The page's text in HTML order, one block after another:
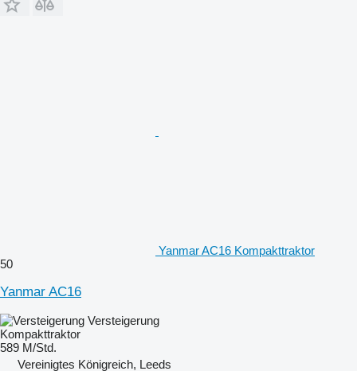
Yanmar AC16 Kompakttraktor
50
Yanmar AC16
Versteigerung
Kompakttraktor
589 M/Std.
Vereinigtes Königreich, Leeds